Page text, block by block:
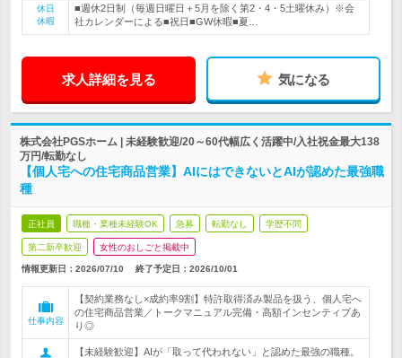
休日
休暇
■週休2日制（毎週日曜日＋5月を除く第2・4・5土曜休み）※会
社カレンダーによる■祝日■GW休暇■夏…
求人詳細を見る 気になる
株式会社PGSホーム | 未経験歓迎/20～60代幅広く活躍中/入社祝金最大138
万円/転勤なし
【個人宅への住宅商品営業】AIにはできないとAIが認めた最強職
種
正社員 職種・業種未経験OK 急募 転勤なし 学歴不問
第二新卒歓迎 女性のおしごと掲載中
情報更新日：2026/07/10 終了予定日： 2026/10/01
仕事内容
【契約業務なし×成約率9割】特許取得済み製品を扱う、個人宅へ
の住宅商品営業／トークマニュアル完備・高額インセンティブあ
り◎
【未経験歓迎】AIが「取って代われない」と認めた最強の職種。